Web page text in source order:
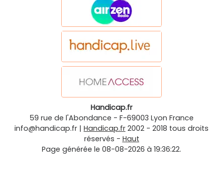
Handicap.fr
59 rue de l'Abondance - F-69003 Lyon France
info@handicap.fr | Handicap.fr 2002 - 2018 tous droits
réservés - Haut
Page générée le 08-08-2026 à 19:36:22.